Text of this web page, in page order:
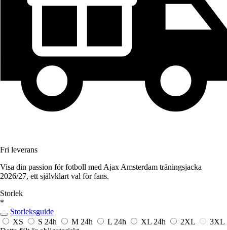
Fri leverans
Visa din passion för fotboll med Ajax Amsterdam träningsjacka
2026/27, ett självklart val för fans.
Storlek
*
Storleksguide
XS
S 24h M 24h L 24h XL 24h 2XL
3XL